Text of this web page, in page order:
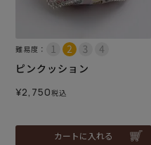
難易度：
ピンクッション
¥2,750税込
カートに入れる